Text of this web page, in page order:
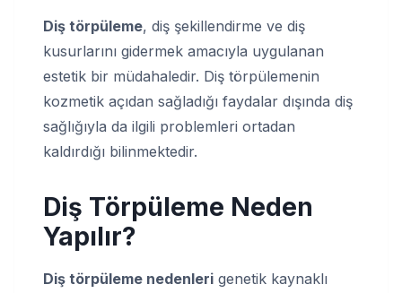
Diş törpüleme, diş şekillendirme ve diş
kusurlarını gidermek amacıyla uygulanan
estetik bir müdahaledir. Diş törpülemenin
kozmetik açıdan sağladığı faydalar dışında diş
sağlığıyla da ilgili problemleri ortadan
kaldırdığı bilinmektedir.
Diş Törpüleme Neden
Yapılır?
Diş törpüleme nedenleri genetik kaynaklı